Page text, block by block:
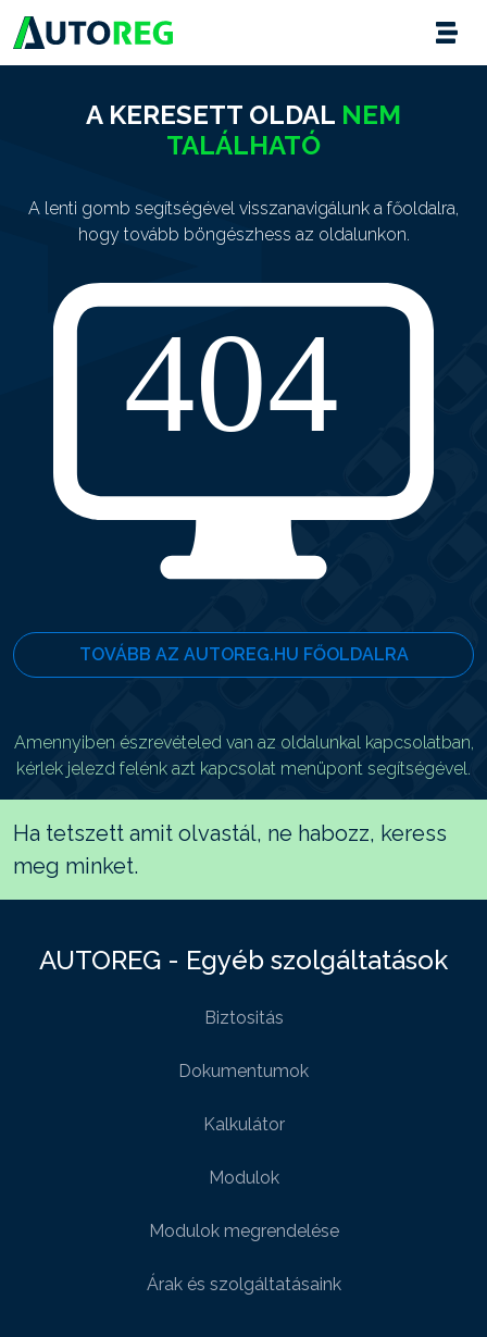
A KERESETT OLDAL NEM
TALÁLHATÓ
A lenti gomb segítségével visszanavigálunk a főoldalra,
hogy tovább böngészhess az oldalunkon.
TOVÁBB AZ AUTOREG.HU FŐOLDALRA
Amennyiben észrevételed van az oldalunkal kapcsolatban,
kérlek jelezd felénk azt kapcsolat menüpont segítségével.
Ha tetszett amit olvastál, ne habozz, keress
meg minket.
AUTOREG - Egyéb szolgáltatások
Biztositás
Dokumentumok
Kalkulátor
Modulok
Modulok megrendelése
Árak és szolgáltatásaink